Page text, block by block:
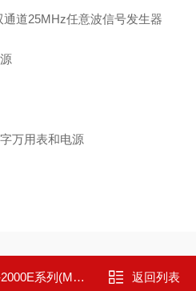
通道25MHz任意波信号发生器
万用表和电源
2104EG-2202EG 返回列表